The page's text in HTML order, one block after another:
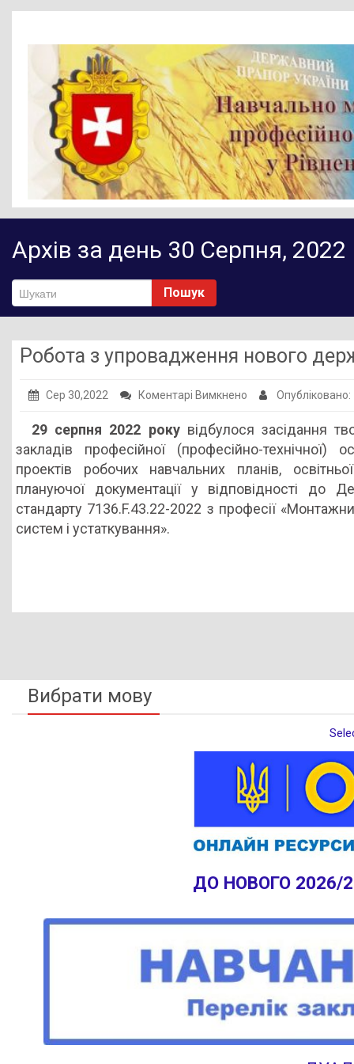
Головна
Новини
Діяльність НМЦ ПТО
Методичне забезпечення
Нормативно-правове забезпечення
Публічна інформація
Заклади ПТО
Оголошення
Галерея
НМЦ ПТО України
Архів за день 30 Серпня, 2022
Пошук
Робота з упровадження нового
Сер 30,2022 Коментарі Вимкнено до
з
упровадження
нового
державного
освітнього
29 серпня 2022 рокувідбулося засідання
закладів професійної (професійно-технічної)
проектів робочих навчальних планів,
плануючої документації у відповідності до
стандарту 7136.F.43.22-2022 з професії
систем і устаткування».
Вибрати мову
ДО НОВОГО 2026/